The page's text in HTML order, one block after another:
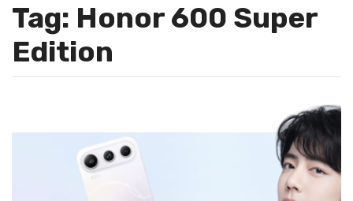
Tag: Honor 600 Super
Edition